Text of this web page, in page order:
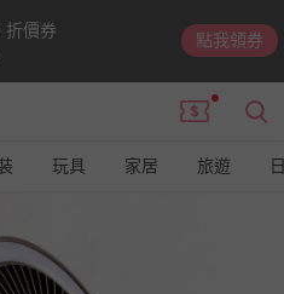
折價券
點我領券
玩具 家居 旅遊